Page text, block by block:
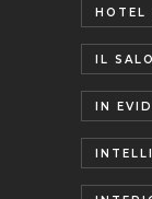
HOTEL
IL
IN